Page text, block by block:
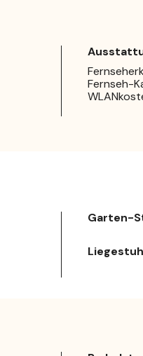
Fernseh-
Garten-